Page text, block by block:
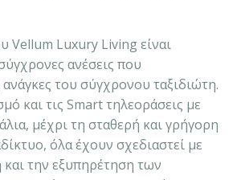
Vellum Luxury Living είναι
ανέσεις που
του σύγχρονου ταξιδιώτη.
και τις Smart τηλεοράσεις με
μέχρι τη σταθερή και γρήγορη
όλα έχουν σχεδιαστεί με
την εξυπηρέτηση των